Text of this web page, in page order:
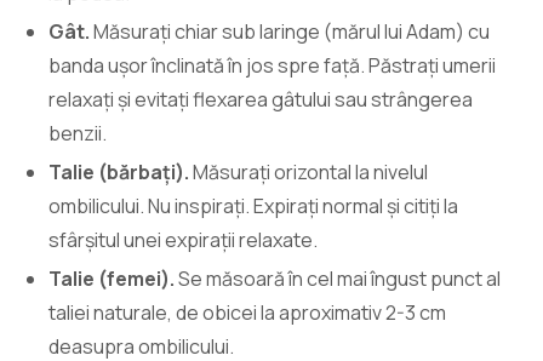
Gât.Măsurați chiar sub laringe (mărul lui Adam) cu
banda ușor înclinată în jos spre față. Păstrați umerii
relaxați și evitați flexarea gâtului sau strângerea
benzii.
Talie (bărbați).Măsurați orizontal la nivelul
ombilicului. Nu inspirați. Expirați normal și citiți la
sfârșitul unei expirații relaxate.
Talie (femei).Se măsoară în cel mai îngust punct al
taliei naturale, de obicei la aproximativ 2-3 cm
deasupra ombilicului.